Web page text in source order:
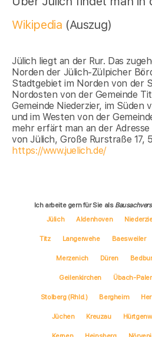
Wikipedia (Auszug)
Jülich liegt an der Rur. Das
Norden der Jülich-Zülpicher
Stadtgebiet im Norden von der
Nordosten von der Gemeinde
Gemeinde Niederzier, im Süden
und im Westen von der
mehr erfärt man an der
von Jülich, Große Rurstraße 17,
https://www.juelich.de/
Ich arbeite gern für Sie als
Jülich
Aldenhoven
Titz Langerwehe Baesweiler
Merzenich Düren
Geilenkirchen Übach-
Stolberg (Rhld.) Bergheim
Jüchen Kreuzau